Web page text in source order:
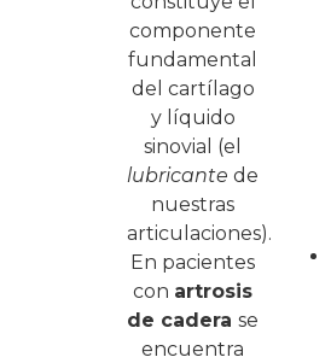
componente
fundamental
del cartílago
y líquido
sinovial (el
lubricante de
nuestras
articulaciones).
En pacientes
con artrosis
de cadera se
encuentra